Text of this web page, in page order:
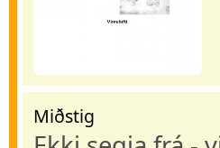
Miðstig